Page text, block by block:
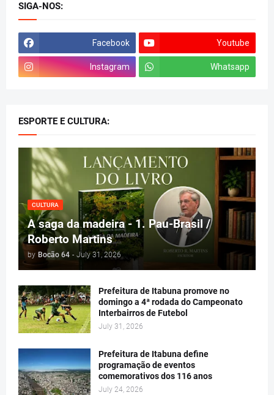
SIGA-NOS:
Facebook Youtube
Instagram Whatsapp
ESPORTE E CULTURA:
CULTURA
A saga da madeira - 1. Pau-Brasil /
Roberto Martins
by Bocão 64 - July 31, 2026
Prefeitura de Itabuna promove no
domingo a 4ª rodada do Campeonato
Interbairros de Futebol
July 31, 2026
Prefeitura de Itabuna define
programação de eventos
comemorativos dos 116 anos
July 24, 2026